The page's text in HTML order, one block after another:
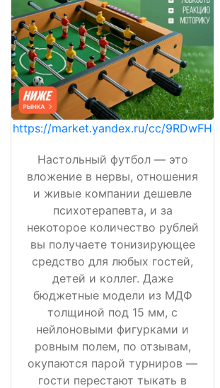
https://market.yandex.ru/cc/9RDwFH
Настольный футбол — это
вложение в нервы, отношения
и живые компании дешевле
психотерапевта, и за
некоторое количество рублей
вы получаете тонизирующее
средство для любых гостей,
детей и коллег. Даже
бюджетные модели из МДФ
толщиной под 15 мм, с
нейлоновыми фигурками и
ровным полем, по отзывам,
окупаются парой турниров —
гости перестают тыкать в